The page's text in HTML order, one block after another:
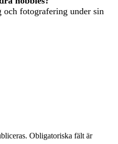
och fotografering under sin
Obligatoriska fält är